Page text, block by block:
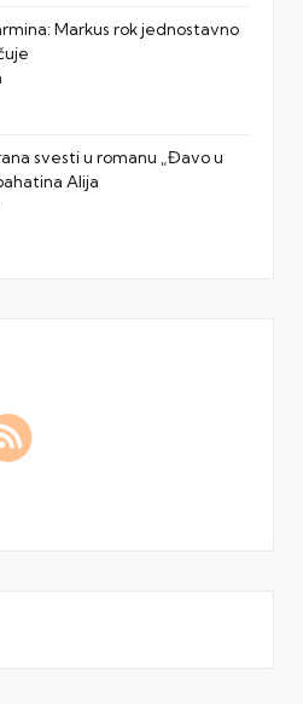
Markus rok jednostavno
svesti u romanu „Đavo u
Alija